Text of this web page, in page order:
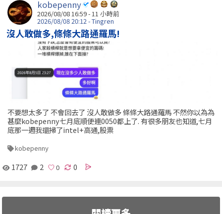
kobepenny
2026/08/08 16:59 -11 小時前
2026/08/08 20:12 - Tingren
沒人敢做多,條條大路通羅馬!
不要想太多了 不會回去了 沒人敢做多 條條大路通羅馬 不然你以為為
甚麼kobepenny七月底順便連0050都上了. 有很多朋友也知道,七月
底那一週我還掃了intel+高通,股票
kobepenny
1727 2 0